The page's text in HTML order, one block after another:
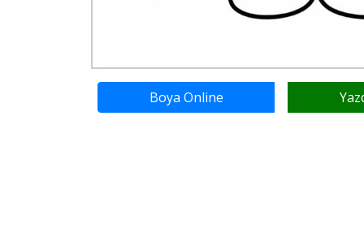
Boya Online